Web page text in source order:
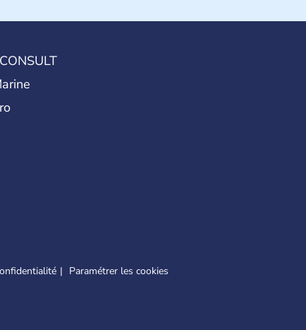
Paramétrer les cookies